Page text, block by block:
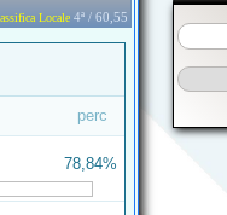
Locale 4ª / 60,55
perc
78,84%